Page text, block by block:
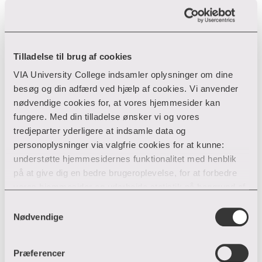
Tilladelse til brug af cookies
VIA University College indsamler oplysninger om dine
besøg og din adfærd ved hjælp af cookies. Vi anvender
nødvendige cookies for, at vores hjemmesider kan
fungere. Med din tilladelse ønsker vi og vores
tredjeparter yderligere at indsamle data og
personoplysninger via valgfrie cookies for at kunne:
understøtte hjemmesidernes funktionalitet med henblik
på at give dig en bedre brugeroplevelse, for at forbedre
hjemmesider og sociale netværk.
Du kan til enhver tid til- og fravælge cookies eller trække
din tilladelse tilbage ved trykke på ”Cookie banner”
Nødvendige
Præferencer